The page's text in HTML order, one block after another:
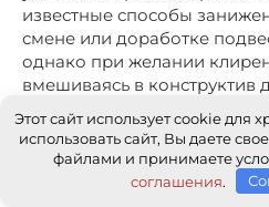
известные способы
смене или доработке
однако при желании
вмешиваясь в конструктив
Уважаемые
Лепка.рф!
Источником всего
Этот сайт использует cookie
использовать сайт, Вы даете
файлами и принимаете
соглашения.